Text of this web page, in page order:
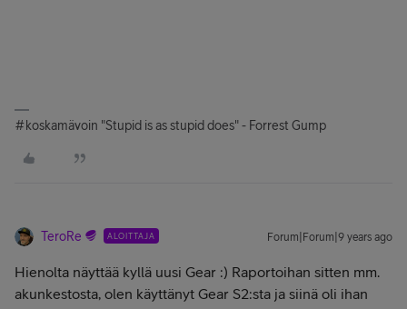
#koskamävoin "Stupid is as stupid does" - Forrest Gump
TeroRe ALOITTAJA Forum|Forum|9 years ago
Hienolta näyttää kyllä uusi Gear :) Raportoihan sitten mm.
akunkestosta, olen käyttänyt Gear S2:sta ja siinä oli ihan